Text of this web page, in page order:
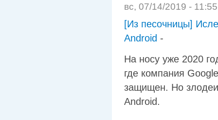
вс, 07/14/2019 -
[Из песочницы]
Android -
На носу уже 2020
где компания
защищен. Но
Android.